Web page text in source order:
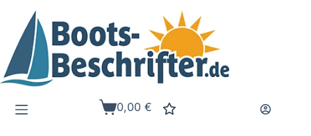
Inhalt
springen
Warenkorb
0,00€